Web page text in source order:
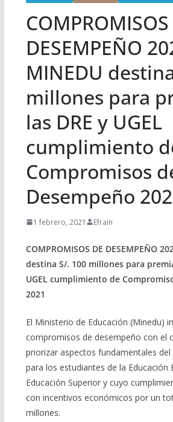
COMPROMISOS
DESEMPEÑO
MINEDU
millones para
las DRE y UGEL
cumplimiento
Compromisos
Desempeño
1 febrero, 2021 Efrain
COMPROMISOS DE DESEMPEÑO
destina S/. 100 millones para
UGEL cumplimiento de
2021
El Ministerio de Educación (Minedu)
compromisos de desempeño con el
priorizar aspectos fundamentales
para los estudiantes de la Educación
Educación Superior y cuyo
con incentivos económicos por un
millones.